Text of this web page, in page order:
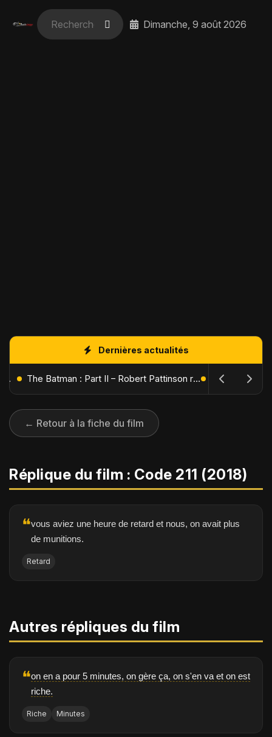
Dimanche, 9 août 2026
Dernières actualités
L'Âge de Glace : Le Réveil du Volcan – Manny, Sid et Diego de retour pour une aventure explosive The Batman : Part II – Robert Pattinson replonge dans les ténèbres de Gotham dès octobre 2027
← Retour à la fiche du film
Réplique du film : Code 211 (2018)
❝vous aviez une heure de retard et nous, on avait plus
de munitions.
Retard
Autres répliques du film
❝on en a pour 5 minutes, on gère ça, on s'en va et on est
riche.
Riche Minutes